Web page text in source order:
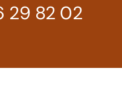
29 82 02